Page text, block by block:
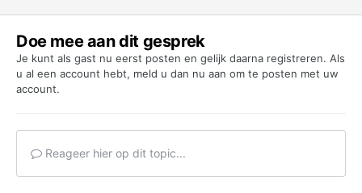
Doe mee aan dit gesprek
Je kunt als gast nu eerst posten en gelijk daarna registreren. Als
u al een account hebt, meld u dan nu aan om te posten met uw
account.
Reageer hier op dit topic...